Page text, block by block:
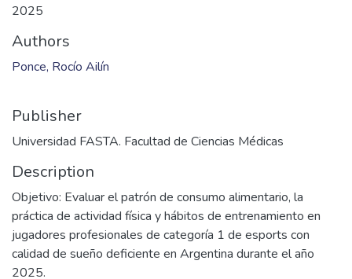
2025
Authors
Ponce, Rocío Ailín
Publisher
Universidad FASTA. Facultad de Ciencias Médicas
Description
Objetivo: Evaluar el patrón de consumo alimentario, la
práctica de actividad física y hábitos de entrenamiento en
jugadores profesionales de categoría 1 de esports con
calidad de sueño deficiente en Argentina durante el año
2025.